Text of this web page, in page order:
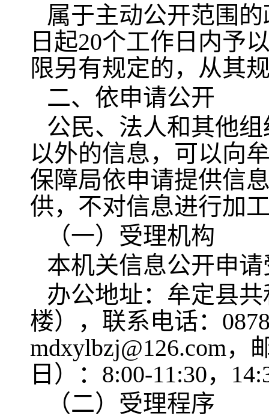
属于主动公开范围
日起20个工作日内予
限另有规定的，从其
二、依申请公开
公民、法人和其他
以外的信息，可以向
保障局依申请提供信
供，不对信息进行加
（一）受理机构
本机关信息公开申
办公地址：牟定县
楼），联系电话：
mdxylbzj@126.com，
日）：8:00-11:30，
（二）受理程序